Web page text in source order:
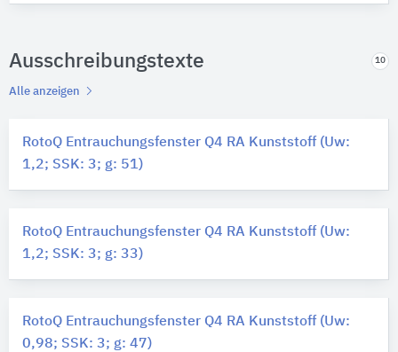
Ausschreibungstexte 10
Alle anzeigen
RotoQ Entrauchungsfenster Q4 RA Kunststoff (Uw:
1,2; SSK: 3; g: 51)
RotoQ Entrauchungsfenster Q4 RA Kunststoff (Uw:
1,2; SSK: 3; g: 33)
RotoQ Entrauchungsfenster Q4 RA Kunststoff (Uw:
0,98; SSK: 3; g: 47)